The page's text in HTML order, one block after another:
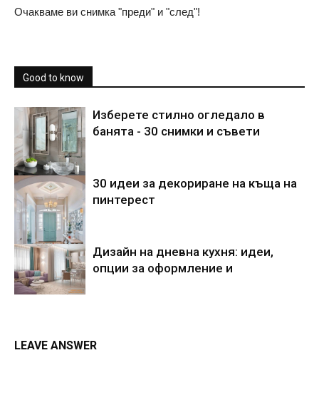
Очакваме ви снимка "преди" и "след"!
Good to know
Изберете стилно огледало в
банята - 30 снимки и съвети
30 идеи за декориране на къща на
пинтерест
Дизайн на дневна кухня: идеи,
опции за оформление и
LEAVE ANSWER